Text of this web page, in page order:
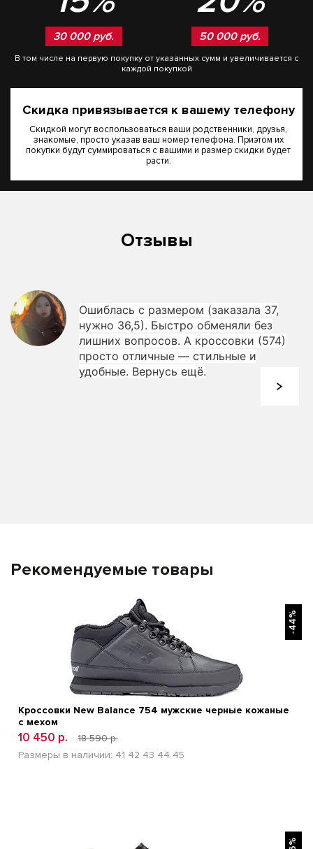
30 000 руб. 50 000 руб.
В том числе на первую покупку от указанных сумм и увеличивается с
каждой покупкой
Скидка привязывается к вашему телефону
Скидкой могут воспользоваться ваши родственники, друзья,
знакомые, просто указав ваш номер телефона. Приэтом их
покупки будут суммироваться с вашими и размер скидки будет
расти.
Отзывы
Ошиблась с размером (заказала 37,
нужно 36,5). Быстро обменяли без
лишних вопросов. А кроссовки (574)
просто отличные — стильные и
удобные. Вернусь ещё.
Рекомендуемые товары
БЫСТРЫЙ ПРОСМОТР
-44%
Кроссовки New Balance 754 мужские черные кожаные
с мехом
10 450 р.
18 590 р.
Размеры в наличии: 41 42 43 44 45